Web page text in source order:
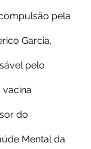
pela
Garcia,
pelo
do
Mental da